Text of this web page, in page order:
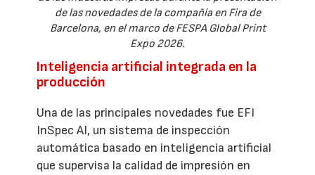
de las novedades de la compañía en Fira de
Barcelona, en el marco de FESPA Global Print
Expo 2026.
Inteligencia artificial integrada en la
producción
Una de las principales novedades fue EFI
InSpec AI, un sistema de inspección
automática basado en inteligencia artificial
que supervisa la calidad de impresión en